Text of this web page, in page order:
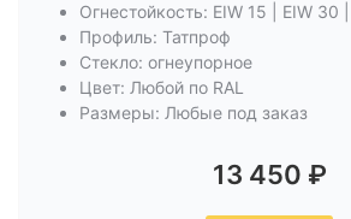
Огнестойкость: EIW 15 | EIW 30
Профиль: Татпроф
Стекло: огнеупорное
Цвет: Любой по RAL
Размеры: Любые под заказ
13 450 ₽